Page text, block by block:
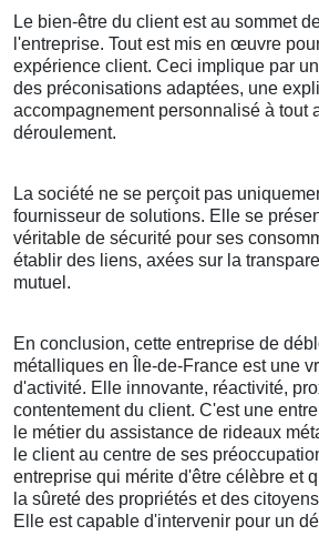
Le bien-être du client est au sommet
l'entreprise. Tout est mis en œuvre
expérience client. Ceci implique par
des préconisations adaptées, une
accompagnement personnalisé à tout
déroulement.
La société ne se perçoit pas
fournisseur de solutions. Elle se
véritable de sécurité pour ses
établir des liens, axées sur la
mutuel.
En conclusion, cette entreprise de
métalliques en Île-de-France est une
d'activité. Elle innovante, réactivité,
contentement du client. C'est une
le métier du assistance de rideaux
le client au centre de ses
entreprise qui mérite d'être célèbre et
la sûreté des propriétés et des
Elle est capable d'intervenir pour un